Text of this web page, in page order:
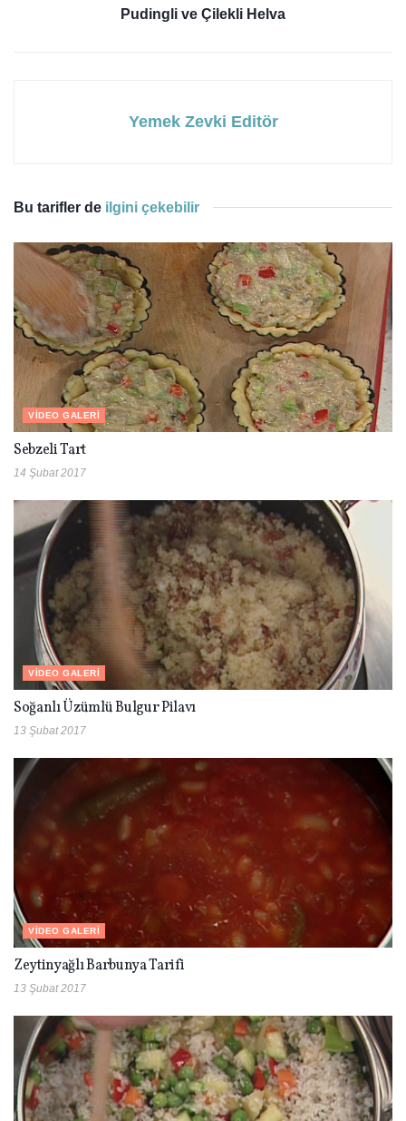
Pudingli ve Çilekli Helva
Yemek Zevki Editör
Bu tarifler de ilgini çekebilir
VIDEO GALERI
Sebzeli Tart
14 Şubat 2017
VIDEO GALERI
Soğanlı Üzümlü Bulgur Pilavı
13 Şubat 2017
VIDEO GALERI
Zeytinyağlı Barbunya Tarifi
13 Şubat 2017